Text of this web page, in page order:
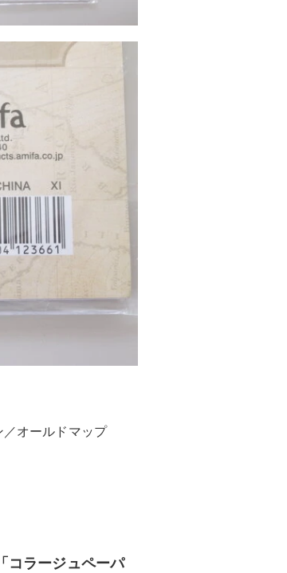
／オールドマップ
コラージュペーパ